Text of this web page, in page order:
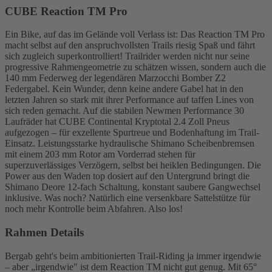
CUBE Reaction TM Pro
Ein Bike, auf das im Gelände voll Verlass ist: Das Reaction TM Pro
macht selbst auf den anspruchvollsten Trails riesig Spaß und fährt
sich zugleich superkontrolliert! Trailrider werden nicht nur seine
progressive Rahmengeometrie zu schätzen wissen, sondern auch die
140 mm Federweg der legendären Marzocchi Bomber Z2
Federgabel. Kein Wunder, denn keine andere Gabel hat in den
letzten Jahren so stark mit ihrer Performance auf taffen Lines von
sich reden gemacht. Auf die stabilen Newmen Performance 30
Laufräder hat CUBE Continental Kryptotal 2.4 Zoll Pneus
aufgezogen – für exzellente Spurtreue und Bodenhaftung im Trail-
Einsatz. Leistungsstarke hydraulische Shimano Scheibenbremsen
mit einem 203 mm Rotor am Vorderrad stehen für
superzuverlässiges Verzögern, selbst bei heiklen Bedingungen. Die
Power aus den Waden top dosiert auf den Untergrund bringt die
Shimano Deore 12-fach Schaltung, konstant saubere Gangwechsel
inklusive. Was noch? Natürlich eine versenkbare Sattelstütze für
noch mehr Kontrolle beim Abfahren. Also los!
Rahmen Details
Bergab geht's beim ambitionierten Trail-Riding ja immer irgendwie
– aber „irgendwie" ist dem Reaction TM nicht gut genug. Mit 65°